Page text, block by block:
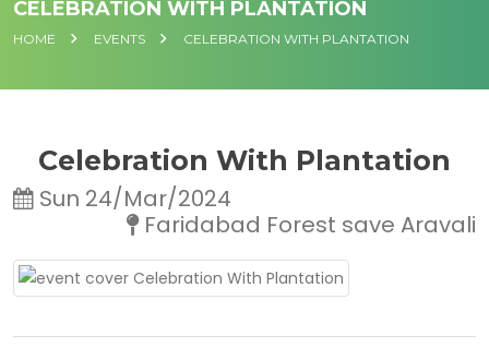
CELEBRATION WITH PLANTATION
HOME EVENTS CELEBRATION WITH PLANTATION
Celebration With Plantation
Sun 24/Mar/2024
Faridabad Forest save Aravali